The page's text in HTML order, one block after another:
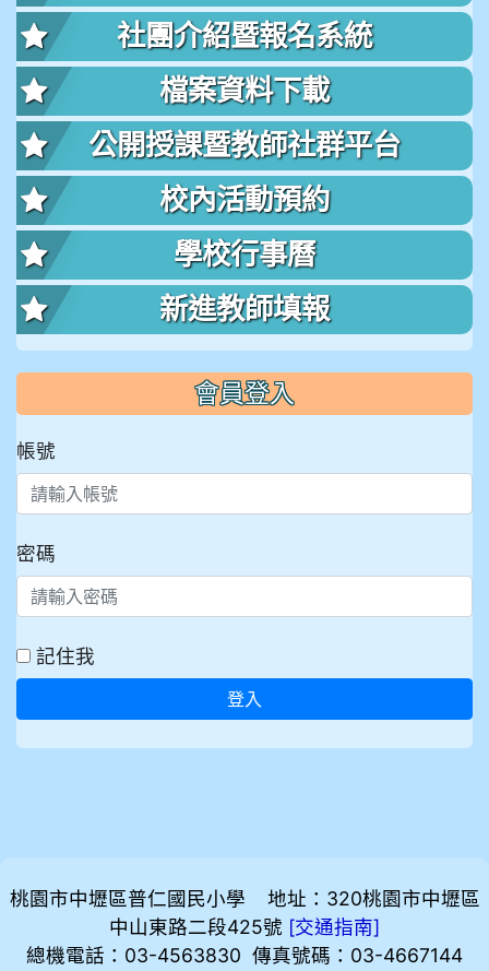
社團介紹暨報名系統
檔案資料下載
公開授課暨教師社群平台
校內活動預約
學校行事曆
新進教師填報
會員登入
帳號
密碼
記住我
登入
桃園市中壢區普仁國民小學 地址：320桃園市中壢區
中山東路二段425號 [交通指南]
總機電話：03-4563830 傳真號碼：03-4667144